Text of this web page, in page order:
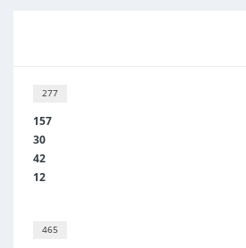
277
157
30
42
12
465